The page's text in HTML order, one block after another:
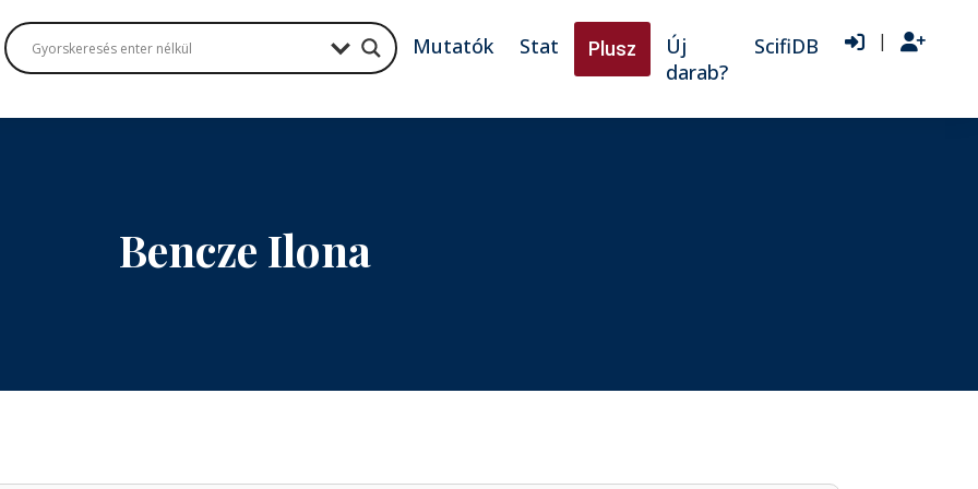
Mutatók Stat Plusz
Új
darab?
ScifiDB |
Bencze Ilona